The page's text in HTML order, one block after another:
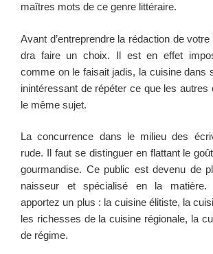
maîtres mots de ce genre littéraire.
Avant d’entreprendre la rédac­tion de
dra faire un choix. Il est en effet
comme on le fai­sait jadis, la cui­sine dans
inin­téres­sant de répéter ce que les autres
le même sujet.
La con­cur­rence dans le milieu des
rude. Il faut se dis­tinguer en flat­tant le
gour­man­dise. Ce pub­lic est devenu de
nais­seur et spé­cial­isé en la matière.
apportez un plus : la cui­sine éli­tiste, la
les richess­es de la cui­sine régionale, la
de régime.